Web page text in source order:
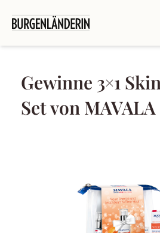
Gewinne 3×1
Set von MAVALA